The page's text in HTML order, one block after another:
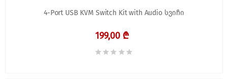
4-Port USB KVM Switch Kit with Audio სვიჩი
199,00 ₾